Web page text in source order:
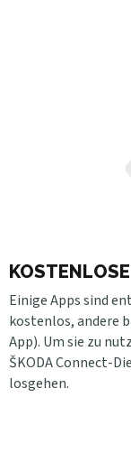
Einige Apps sind
kostenlos, andere
App). Um sie zu
ŠKODA Connect-
losgehen.